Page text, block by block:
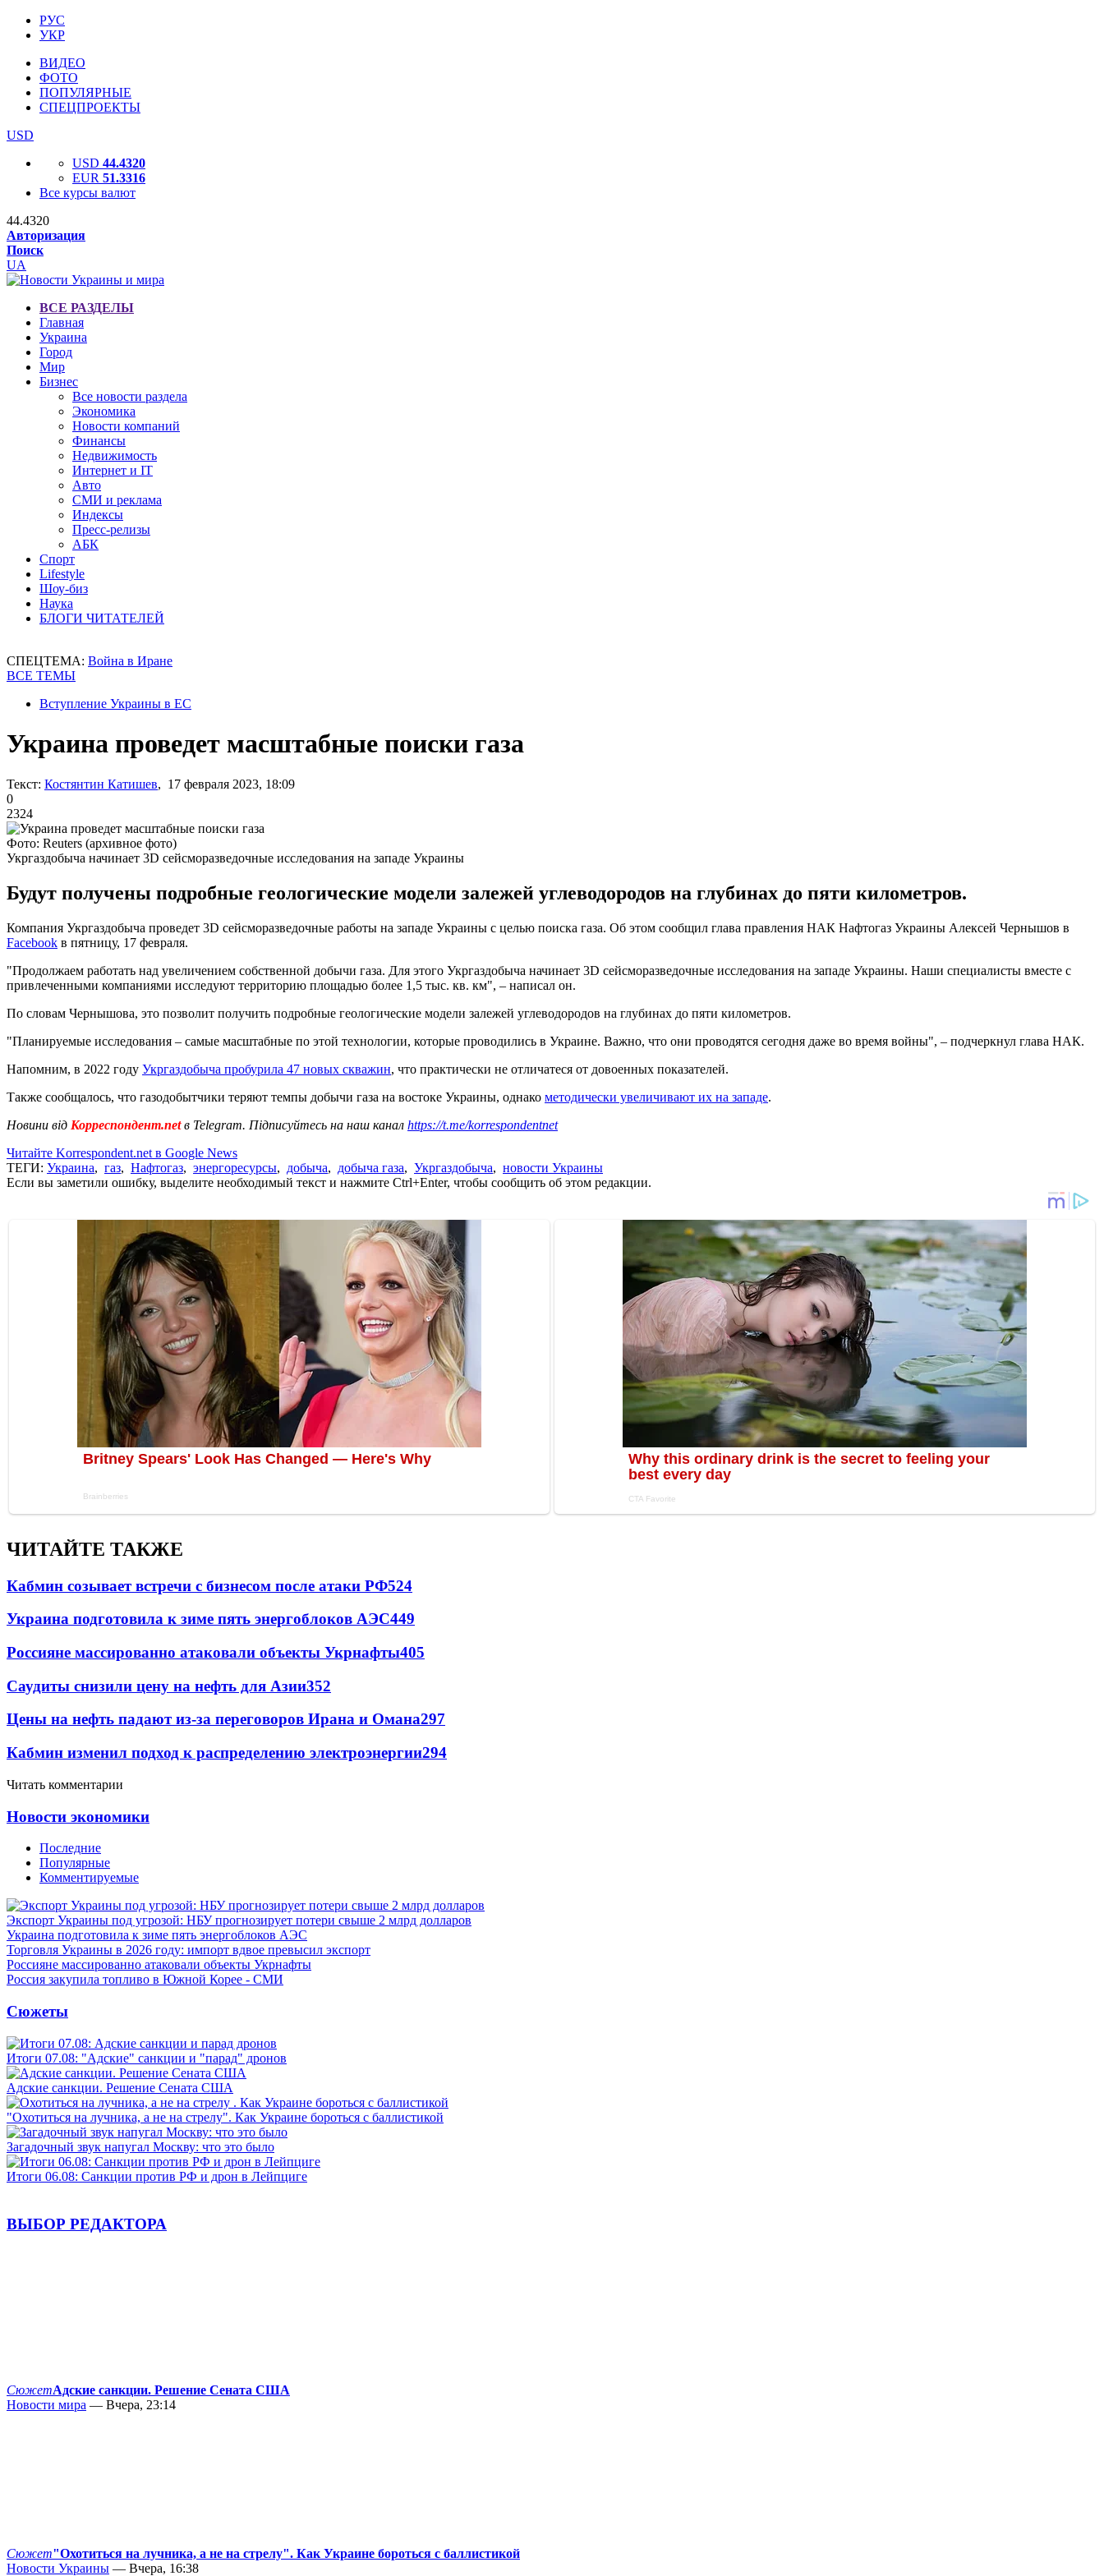
РУС
УКР
ВИДЕО
ФОТО
ПОПУЛЯРНЫЕ
СПЕЦПРОЕКТЫ
USD
USD 44.4320
EUR 51.3316
Все курсы валют
44.4320
Авторизация
Поиск
UA
ВСЕ РАЗДЕЛЫ
Главная
Украина
Город
Мир
Бизнес
Все новости раздела
Экономика
Новости компаний
Финансы
Недвижимость
Интернет и IT
Авто
СМИ и реклама
Индексы
Пресс-релизы
АБК
Спорт
Lifestyle
Шоу-биз
Наука
БЛОГИ ЧИТАТЕЛЕЙ
СПЕЦТЕМА: Война в Иране
ВСЕ ТЕМЫ
Вступление Украины в ЕС
Украина проведет масштабные поиски газа
Текст: Костянтин Катишев, 17 февраля 2023, 18:09
0
2324
Фото: Reuters (архивное фото)
Укргаздобыча начинает 3D сейсморазведочные исследования на западе Украины
Будут получены подробные геологические модели залежей углеводородов на глубинах до пяти километров.
Компания Укргаздобыча проведет 3D сейсморазведочные работы на западе Украины с целью поиска газа. Об этом сообщил глава правления НАК Нафтогаз Украины Алексей Чернышов в
Facebook в пятницу, 17 февраля.
"Продолжаем работать над увеличением собственной добычи газа. Для этого Укргаздобыча начинает 3D сейсморазведочные исследования на западе Украины. Наши специалисты вместе с
привлеченными компаниями исследуют территорию площадью более 1,5 тыс. кв. км", – написал он.
По словам Чернышова, это позволит получить подробные геологические модели залежей углеводородов на глубинах до пяти километров.
"Планируемые исследования – самые масштабные по этой технологии, которые проводились в Украине. Важно, что они проводятся сегодня даже во время войны", – подчеркнул глава НАК.
Напомним, в 2022 году Укргаздобыча пробурила 47 новых скважин, что практически не отличатеся от довоенных показателей.
Также сообщалось, что газодобытчики теряют темпы добычи газа на востоке Украины, однако методически увеличивают их на западе.
Новини від Корреспондент.netв Telegram. Підписуйтесь на наш канал https://t.me/korrespondentnet
Читайте Korrespondent.net в Google News
ТЕГИ: Украина, газ, Нафтогаз, энергоресурсы, добыча, добыча газа, Укргаздобыча, новости Украины
Если вы заметили ошибку, выделите необходимый текст и нажмите Ctrl+Enter, чтобы сообщить об этом редакции.
ЧИТАЙТЕ ТАКЖЕ
Кабмин созывает встречи с бизнесом после атаки РФ524
Украина подготовила к зиме пять энергоблоков АЭС449
Россияне массированно атаковали объекты Укрнафты405
Саудиты снизили цену на нефть для Азии352
Цены на нефть падают из-за переговоров Ирана и Омана297
Кабмин изменил подход к распределению электроэнергии294
Читать комментарии
Новости экономики
Последние
Популярные
Комментируемые
Экспорт Украины под угрозой: НБУ прогнозирует потери свыше 2 млрд долларов
Украина подготовила к зиме пять энергоблоков АЭС
Торговля Украины в 2026 году: импорт вдвое превысил экспорт
Россияне массированно атаковали объекты Укрнафты
Россия закупила топливо в Южной Корее - СМИ
Сюжеты
Итоги 07.08: "Адские" санкции и "парад" дронов
Адские санкции. Решение Сената США
"Охотиться на лучника, а не на стрелу". Как Украине бороться с баллистикой
Загадочный звук напугал Москву: что это было
Итоги 06.08: Санкции против РФ и дрон в Лейпциге
ВЫБОР РЕДАКТОРА
СюжетАдские санкции. Решение Сената США
Новости мира — Вчера, 23:14
Сюжет"Охотиться на лучника, а не на стрелу". Как Украине бороться с баллистикой
Новости Украины — Вчера, 16:38